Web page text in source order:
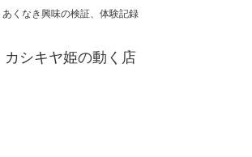
あくなき興味の検証、体験記録
カシキヤ姫の動く店